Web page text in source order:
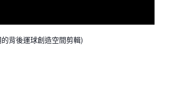
背後運球創造空間剪輯)